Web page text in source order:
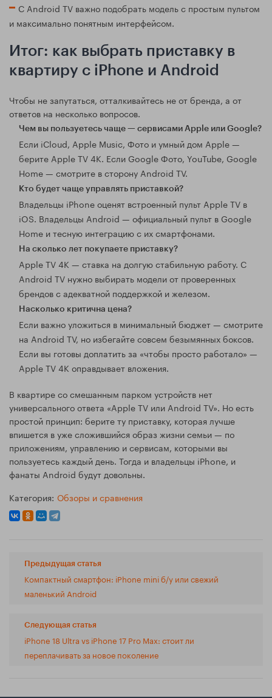
С Android TV важно подобрать модель с простым пультом
и максимально понятным интерфейсом.
Итог: как выбрать приставку в
квартиру с iPhone и Android
Чтобы не запутаться, отталкивайтесь не от бренда, а от
ответов на несколько вопросов.
Чем вы пользуетесь чаще — сервисами Apple или Google?
Если iCloud, Apple Music, Фото и умный дом Apple —
берите Apple TV 4K. Если Google Фото, YouTube, Google
Home — смотрите в сторону Android TV.
Кто будет чаще управлять приставкой?
Владельцы iPhone оценят встроенный пульт Apple TV в
iOS. Владельцы Android — официальный пульт в Google
Home и тесную интеграцию с их смартфонами.
На сколько лет покупаете приставку?
Apple TV 4K — ставка на долгую стабильную работу. С
Android TV нужно выбирать модели от проверенных
брендов с адекватной поддержкой и железом.
Насколько критична цена?
Если важно уложиться в минимальный бюджет — смотрите
на Android TV, но избегайте совсем безымянных боксов.
Если вы готовы доплатить за «чтобы просто работало» —
Apple TV 4K оправдывает вложения.
В квартире со смешанным парком устройств нет
универсального ответа «Apple TV или Android TV». Но есть
простой принцип: берите ту приставку, которая лучше
впишется в уже сложившийся образ жизни семьи — по
приложениям, управлению и сервисам, которыми вы
пользуетесь каждый день. Тогда и владельцы iPhone, и
фанаты Android будут довольны.
Категория: Обзоры и сравнения
Предыдущая статья
Компактный смартфон: iPhone mini б/у или свежий
маленький Android
Следующая статья
iPhone 18 Ultra vs iPhone 17 Pro Max: стоит ли
переплачивать за новое поколение